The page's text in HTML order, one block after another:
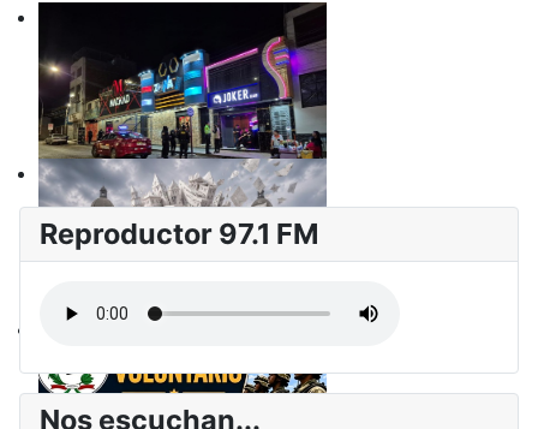
Reproductor 97.1 FM
Nos escuchan...